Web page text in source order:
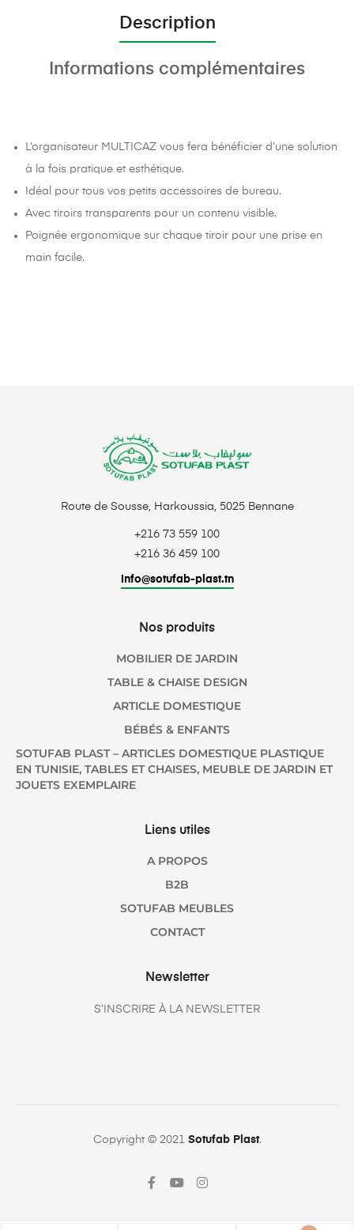
Description
Informations complémentaires
L’organisateur MULTICAZ vous fera bénéficier d’une solution
à la fois pratique et esthétique.
Idéal pour tous vos petits accessoires de bureau.
Avec tiroirs transparents pour un contenu visible.
Poignée ergonomique sur chaque tiroir pour une prise en
main facile.
Route de Sousse, Harkoussia, 5025 Bennane
+216 73 559 100
+216 36 459 100
info@sotufab-plast.tn
Nos produits
MOBILIER DE JARDIN
TABLE & CHAISE DESIGN
ARTICLE DOMESTIQUE
BÉBÉS & ENFANTS
SOTUFAB PLAST – ARTICLES DOMESTIQUE PLASTIQUE
EN TUNISIE, TABLES ET CHAISES, MEUBLE DE JARDIN ET
JOUETS EXEMPLAIRE
Liens utiles
A PROPOS
B2B
SOTUFAB MEUBLES
CONTACT
Newsletter
S’INSCRIRE À LA NEWSLETTER
Copyright © 2021 Sotufab Plast.